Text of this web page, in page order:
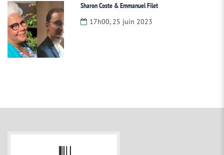
Sharon Coste & Emmanuel Filet
17h00, 25 juin 2023